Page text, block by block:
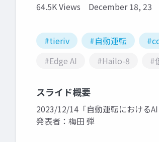
64.5K Views December 18, 23
#tieriv #自動運転
#Edge AI
#Hailo-8 #
スライド概要
2023/12/14「自動運転におけるAI
発表者：梅田 弾